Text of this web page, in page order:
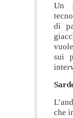
Un
di
sui
che